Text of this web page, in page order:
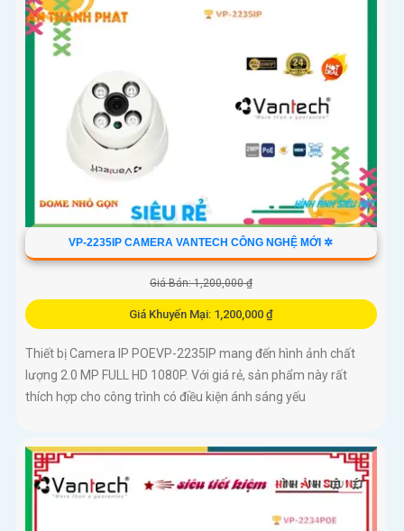
VP-2235IP CAMERA VANTECH CÔNG NGHỆ MỚI ✲
Giá Bán: 1,200,000 ₫
Giá Khuyến Mại: 1,200,000 ₫
Thiết bị Camera IP POEVP-2235IP mang đến hình ảnh chất
lượng 2.0 MP FULL HD 1080P. Với giá rẻ, sản phẩm này rất
thích hợp cho công trình có điều kiện ánh sáng yếu